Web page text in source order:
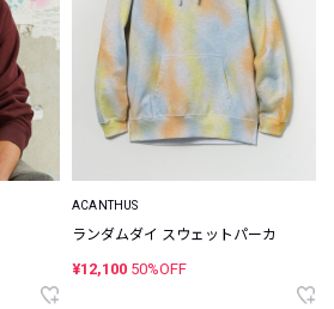
ACANTHUS
ランダムダイ スウェットパーカ
¥12,100 50%OFF